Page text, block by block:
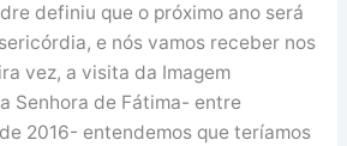
definiu que o próximo ano será
e nós vamos receber nos
vez, a visita da Imagem
Senhora de Fátima- entre
2016- entendemos que teríamos